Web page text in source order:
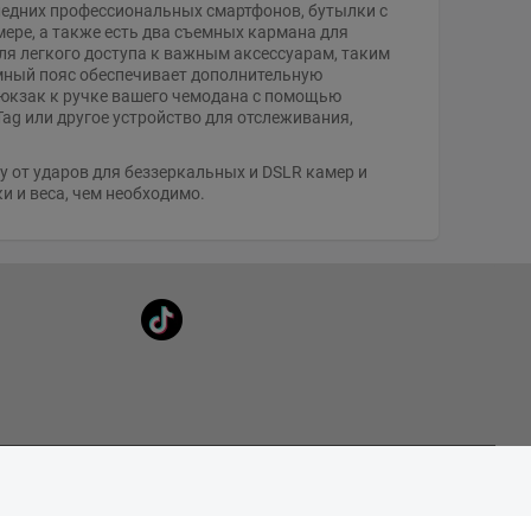
профессиональных смартфонов, бутылки с
а также есть два съемных кармана для
легкого доступа к важным аксессуарам, таким
пояс обеспечивает дополнительную
к ручке вашего чемодана с помощью
или другое устройство для отслеживания,
ударов для беззеркальных и DSLR камер и
и веса, чем необходимо.